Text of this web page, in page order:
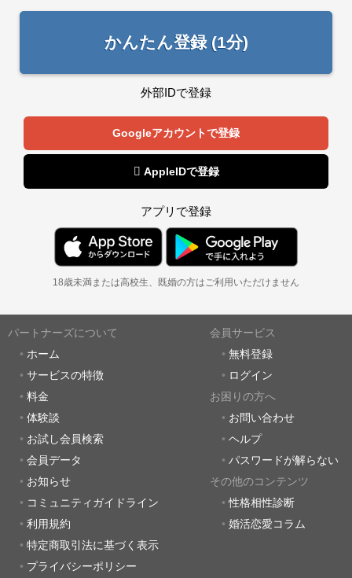
かんたん登録 (1分)
外部IDで登録
Googleアカウントで登録
 AppleIDで登録
アプリで登録
18歳未満または高校生、既婚の方はご利用いただけません
パートナーズについて
ホーム
サービスの特徴
料金
体験談
お試し会員検索
会員データ
お知らせ
コミュニティガイドライン
利用規約
特定商取引法に基づく表示
プライバシーポリシー
会員サービス
無料登録
ログイン
お困りの方へ
お問い合わせ
ヘルプ
パスワードが解らない
その他のコンテンツ
性格相性診断
婚活恋愛コラム